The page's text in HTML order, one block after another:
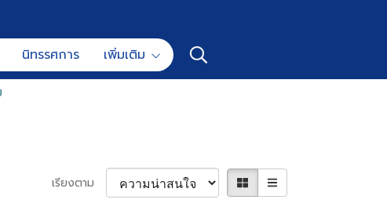
นิทรรศการ
เพิ่มเติม
เรียงตาม